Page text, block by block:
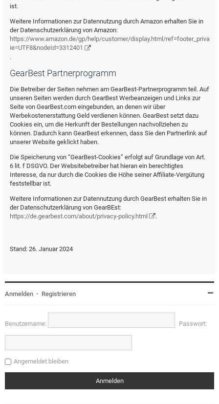
ist.
Weitere Informationen zur Datennutzung durch Amazon erhalten Sie in
der Datenschutzerklärung von Amazon:
https://www.amazon.de/gp/help/customer/display.html/ref=footer_privacy?
ie=UTF8&nodeId=3312401
.
GearBest Partnerprogramm
Die Betreiber der Seiten nehmen am GearBest-Partnerprogramm teil. Auf
unseren Seiten werden durch GearBest Werbeanzeigen und Links zur
Seite von GearBest.com eingebunden, an denen wir über
Werbekostenerstattung Geld verdienen können. GearBest setzt dazu
Cookies ein, um die Herkunft der Bestellungen nachvollziehen zu
können. Dadurch kann GearBest erkennen, dass Sie den Partnerlink auf
unserer Website geklickt haben.
Die Speicherung von “GearBest-Cookies” erfolgt auf Grundlage von Art.
6 lit. f DSGVO. Der Websitebetreiber hat hieran ein berechtigtes
Interesse, da nur durch die Cookies die Höhe seiner Affiliate-Vergütung
feststellbar ist.
Weitere Informationen zur Datennutzung durch GearBest erhalten Sie in
der Datenschutzerklärung von GearBEst:
https://de.gearbest.com/about/privacy-policy.html
.
Stand: 26. Januar 2024
Anmelden • Registrieren
Benutzername: Passwort:
Angemeldet bleiben